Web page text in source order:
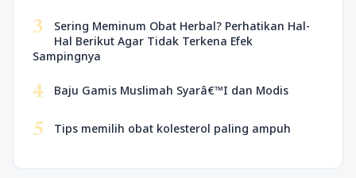
3
Sering Meminum Obat Herbal? Perhatikan Hal-
Hal Berikut Agar Tidak Terkena Efek
Sampingnya
4 Baju Gamis Muslimah Syarâ€™I dan Modis
5 Tips memilih obat kolesterol paling ampuh